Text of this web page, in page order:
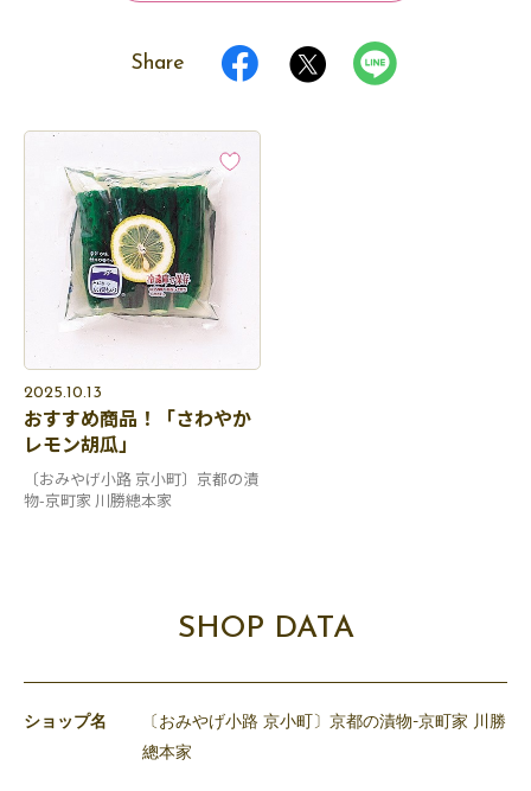
Share
2025.10.13
おすすめ商品！「さわやか
レモン胡瓜」
〔おみやげ小路 京小町〕京都の漬
物-京町家 川勝總本家
SHOP DATA
ショップ名
〔おみやげ小路 京小町〕京都の漬物-京町家 川勝
總本家